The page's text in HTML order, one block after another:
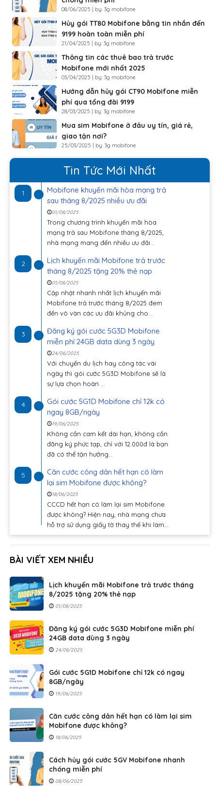
08/06/2025 | by: 3g mobifone
Hủy gói TT80 Mobifone bằng tin nhắn đến
9199 hoàn toàn miễn phí
21/04/2025 | by: 3g mobifone
Thông tin các thuê bao trả trước
Mobifone mới nhất 2025
03/04/2025 | by: 3g mobifone
Hướng dẫn hủy gói CT90 Mobifone miễn
phí qua tổng đài 9199
28/03/2025 | by: 3g mobifone
Mua sim Mobifone ở đâu uy tín, giá rẻ,
giao tận nơi?
25/03/2025 | by: 3g mobifone
Tin Tức Mới Nhất
1
Mobifone khuyến mãi hòa mạng trả
sau tháng 8/2025 nhiều ưu đãi
01/08/2025
Trong chương trình khuyến mãi hòa
mạng trả sau Mobifone tháng 8/2025,
nhà mạng mang đến nhiều ưu đãi...
2
Lịch khuyến mãi Mobifone trả trước
tháng 8/2025 tặng 20% thẻ nạp
01/08/2025
Cập nhật nhanh nhất lịch khuyến mãi
Mobifone trả trước tháng 8/2025 đem
đến vô vàn các ưu đãi khủng cho...
3
Đăng ký gói cước 5G3D Mobifone
miễn phí 24GB data dùng 3 ngày
24/06/2025
Với chuyến du lịch hay công tác vài
ngày thì gói cước 5G3D Mobifone sẽ là
sự lựa chọn hoàn ...
4
Gói cước 5G1D Mobifone chỉ 12k có
ngay 8GB/ngày
19/06/2025
Không cần cam kết dài hạn, không cần
đăng ký phức tạp, chỉ với 12.000đ là bạn
đã có thể tận hưởng...
5
Căn cước công dân hết hạn có làm
lại sim Mobifone được không?
18/06/2025
CCCD hết hạn có làm lại sim Mobifone
được không? Hiện nay, nhà mạng chưa
hỗ trợ sử dụng giấy tờ thay thế khi làm...
BÀI VIẾT XEM NHIỀU
Lịch khuyến mãi Mobifone trả trước tháng
8/2025 tặng 20% thẻ nạp
01/08/2025
Đăng ký gói cước 5G3D Mobifone miễn phí
24GB data dùng 3 ngày
24/06/2025
Gói cước 5G1D Mobifone chỉ 12k có ngay
8GB/ngày
19/06/2025
Căn cước công dân hết hạn có làm lại sim
Mobifone được không?
18/06/2025
Cách hủy gói cước 5GV Mobifone nhanh
chóng miễn phí
08/06/2025